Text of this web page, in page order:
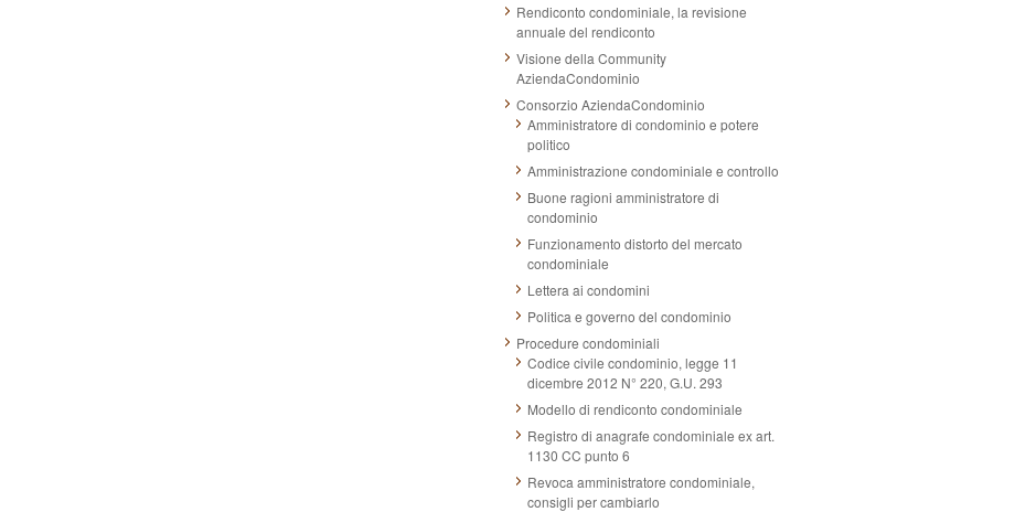
Rendiconto condominiale, la revisione
annuale del rendiconto
Visione della Community
AziendaCondominio
Consorzio AziendaCondominio
Amministratore di condominio e potere
politico
Amministrazione condominiale e controllo
Buone ragioni amministratore di
condominio
Funzionamento distorto del mercato
condominiale
Lettera ai condomini
Politica e governo del condominio
Procedure condominiali
Codice civile condominio, legge 11
dicembre 2012 N° 220, G.U. 293
Modello di rendiconto condominiale
Registro di anagrafe condominiale ex art.
1130 CC punto 6
Revoca amministratore condominiale,
consigli per cambiarlo